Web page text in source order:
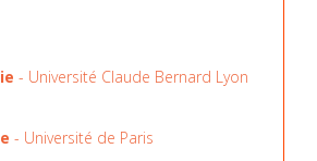
- Université Claude Bernard Lyon
- Université de Paris